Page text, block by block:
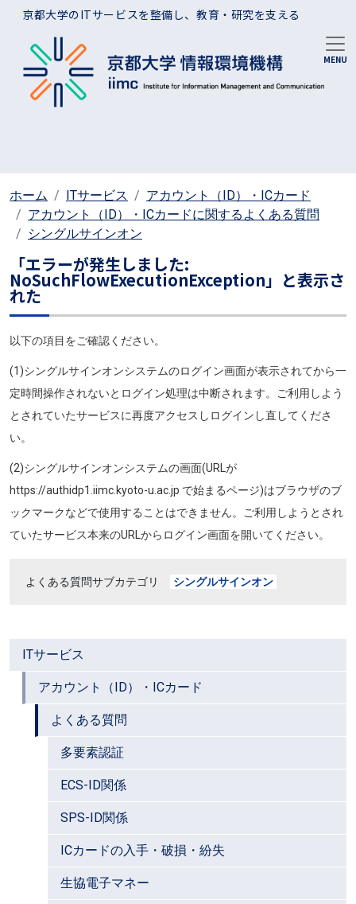
メインコンテンツに移動
京都大学のITサービスを整備し、教育・研究を支える
ホーム ITサービス
アカウント（ID）・ICカード
アカウント（ID）・ICカードに関するよくある質問
シングルサインオン
ITサービス
アカウント（ID）・ICカード
よくある質問
多要素認証
ECS-ID関係
SPS-ID関係
ICカードの入手・破損・紛失
生協電子マネー
「エラーが発生しました:
NoSuchFlowExecutionException」と表示さ
れた
以下の項目をご確認ください。
(1)シングルサインオンシステムのログイン画面が表示されてから一
定時間操作されないとログイン処理は中断されます。ご利用しよう
とされていたサービスに再度アクセスしログインし直してくださ
い。
(2)シングルサインオンシステムの画面(URLが
https://authidp1.iimc.kyoto-u.ac.jp で始まるページ)はブラウザのブ
ックマークなどで使用することはできません。ご利用しようとされ
ていたサービス本来のURLからログイン画面を開いてください。
よくある質問サブカテゴリ シングルサインオン